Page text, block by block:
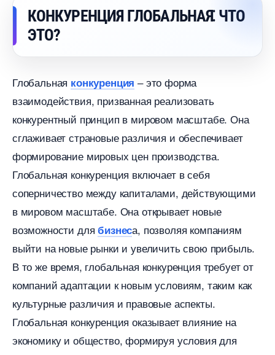
КОНКУРЕНЦИЯ ГЛОБАЛЬНАЯ⁚ ЧТО
ЭТО?​
Глобальная конкуренция ‒ это форма
заимодействия, призванная реализовать
конкурентный принцип в мировом масштабе.​ Она
сглаживает страновые различия и обеспечивает
формирование мировых цен производства.​
Глобальная конкуренция включает в себя
соперничество между капиталами, действующими
мировом масштабе. Она открывает новые
озможности дляизнеса, позволяя компаниям
ыйти на новые рынки и увеличить свою прибыль.​
то же время, глобальная конкуренция требует от
компаний адаптации к новым условиям, таким как
культурные различия и правовые аспекты.​
Глобальная конкуренция оказывает влияние на
экономику и общество, формируя условия для